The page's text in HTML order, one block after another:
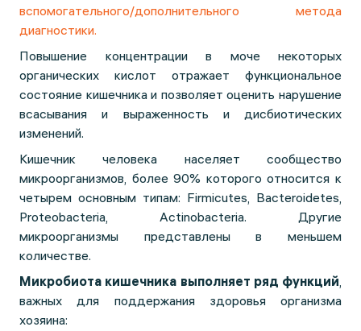
вспомогательного/дополнительного метода
диагностики.
Повышение концентрации в моче некоторых
органических кислот отражает функциональное
состояние кишечника и позволяет оценить нарушение
всасывания и выраженность и дисбиотических
изменений.
Кишечник человека населяет сообщество
микроорганизмов, более 90% которого относится к
четырем основным типам: Firmicutes, Bacteroidetes,
Proteobacteria, Actinobacteria. Другие
микроорганизмы представлены в меньшем
количестве.
Микробиота кишечника выполняет ряд функций,
важных для поддержания здоровья организма
хозяина: